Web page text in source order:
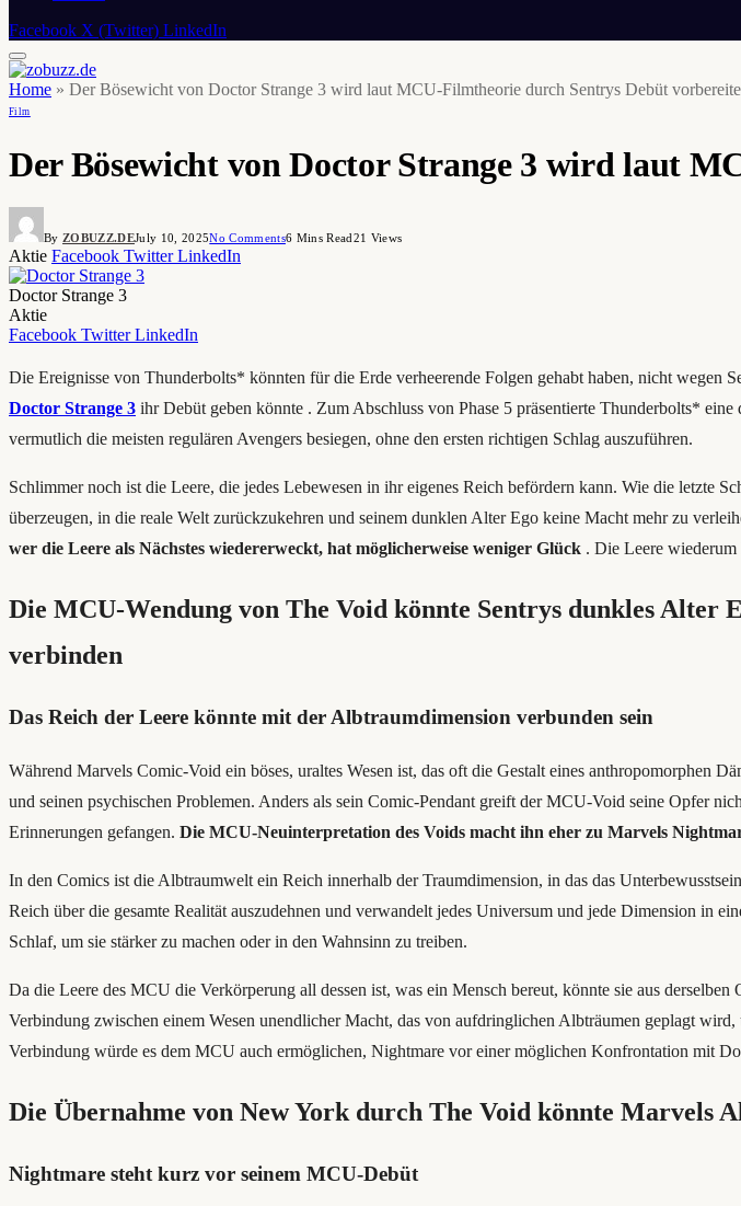
Facebook X (Twitter) LinkedIn
Home » Der Bösewicht von Doctor Strange 3 wird laut MCU-Filmtheorie durch Sentrys Debüt
Film
Der Bösewicht von Doctor Strange 3 wird laut
By ZOBUZZ.DEJuly 10, 2025No Comments6 Mins Read21 Views
Aktie Facebook Twitter LinkedIn
Doctor Strange 3
Aktie
Facebook Twitter LinkedIn
Die Ereignisse von Thunderbolts* könnten für die Erde verheerende Folgen gehabt haben, nicht
Doctor Strange 3 ihr Debüt geben könnte . Zum Abschluss von Phase 5 präsentierte Thunderbolts*
vermutlich die meisten regulären Avengers besiegen, ohne den ersten richtigen Schlag auszuführen.
Schlimmer noch ist die Leere, die jedes Lebewesen in ihr eigenes Reich befördern kann. Wie die letzte
überzeugen, in die reale Welt zurückzukehren und seinem dunklen Alter Ego keine Macht mehr zu
wer die Leere als Nächstes wiedererweckt, hat möglicherweise weniger Glück . Die Leere wiederum
Die MCU-Wendung von The Void könnte Sentrys dunkles Alter
verbinden
Das Reich der Leere könnte mit der Albtraumdimension verbunden sein
Während Marvels Comic-Void ein böses, uraltes Wesen ist, das oft die Gestalt eines anthropomorphen
und seinen psychischen Problemen. Anders als sein Comic-Pendant greift der MCU-Void seine Opfer
Erinnerungen gefangen. Die MCU-Neuinterpretation des Voids macht ihn eher zu Marvels
In den Comics ist die Albtraumwelt ein Reich innerhalb der Traumdimension, in das das
Reich über die gesamte Realität auszudehnen und verwandelt jedes Universum und jede Dimension in
Schlaf, um sie stärker zu machen oder in den Wahnsinn zu treiben.
Da die Leere des MCU die Verkörperung all dessen ist, was ein Mensch bereut, könnte sie aus
Verbindung zwischen einem Wesen unendlicher Macht, das von aufdringlichen Albträumen geplagt
Verbindung würde es dem MCU auch ermöglichen, Nightmare vor einer möglichen Konfrontation mit
Die Übernahme von New York durch The Void könnte Marvels
Nightmare steht kurz vor seinem MCU-Debüt